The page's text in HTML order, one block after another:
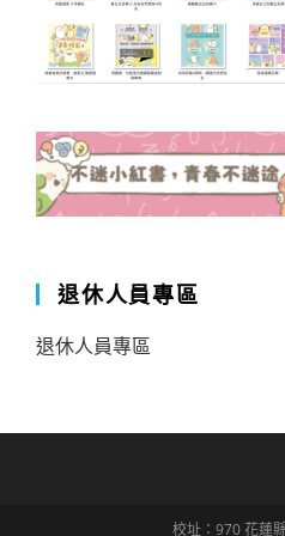
退休人員專區
退休人員專區
校址：970 花蓮